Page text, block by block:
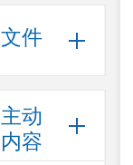
件
动
容